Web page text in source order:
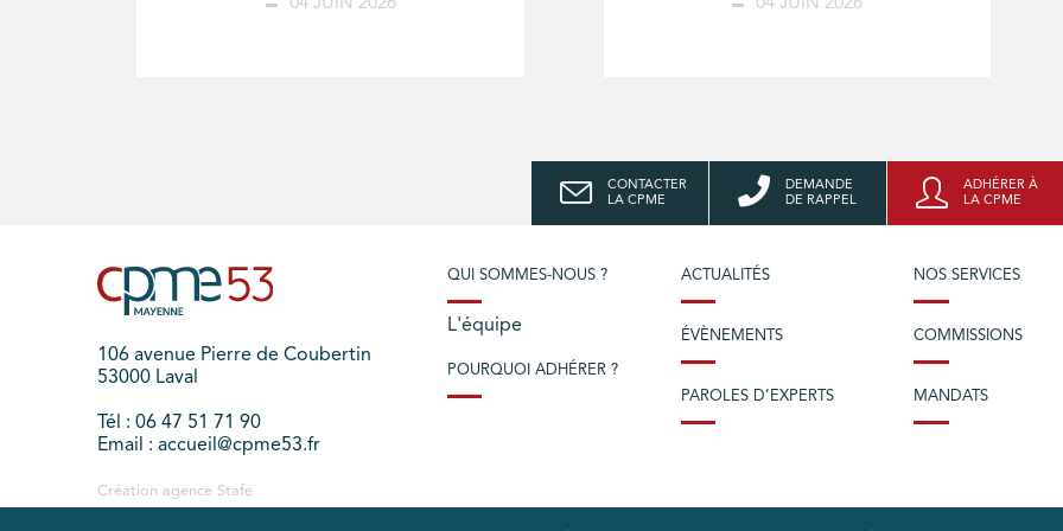
04 JUIN 2026 04 JUIN 2026
CONTACTER
LA CPME
DEMANDE
DE RAPPEL
ADHÉRER À
LA CPME
106 avenue Pierre de Coubertin
53000 Laval
Tél : 06 47 51 71 90
Email : accueil@cpme53.fr
Création agence Stafe
QUI SOMMES-NOUS ?
L'équipe
POURQUOI ADHÉRER ?
ACTUALITÉS
ÉVÈNEMENTS
PAROLES D’EXPERTS
NOS SERVICES
COMMISSIONS
MANDATS